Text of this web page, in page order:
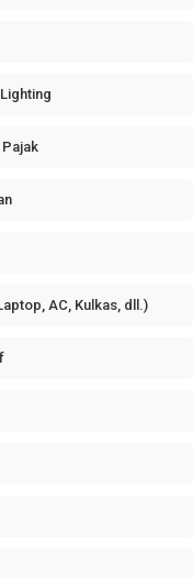
AC, Kulkas, dll.)